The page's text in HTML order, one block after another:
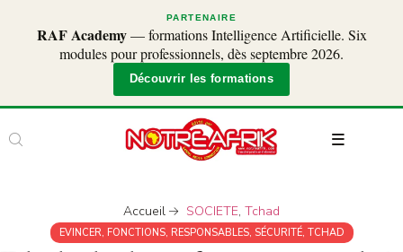
PARTENAIRE
RAF Academy— formations Intelligence Artificielle. Six
modules pour professionnels, dès septembre 2026.
Découvrir les formations
Accueil SOCIETE, Tchad
EVINCER, FONCTIONS, RESPONSABLES, SÉCURITÉ, TCHAD